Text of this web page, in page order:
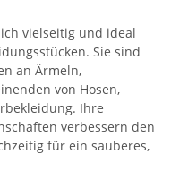
vielseitig und ideal
Sie sind
an Ärmeln,
von Hosen,
Ihre
verbessern den
für ein sauberes,